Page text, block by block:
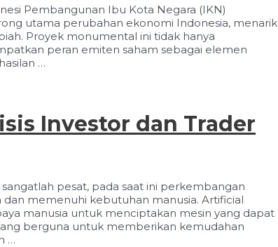
Pembangunan Ibu Kota Negara (IKN)
utama perubahan ekonomi Indonesia, menarik
Proyek monumental ini tidak hanya
peran emiten saham sebagai elemen
…
Investor dan Trader
pesat, pada saat ini perkembangan
memenuhi kebutuhan manusia. Artificial
manusia untuk menciptakan mesin yang dapat
berguna untuk memberikan kemudahan
…